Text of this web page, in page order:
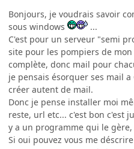
Bonjours, je voudrais savoir
sous windows
...
C'est pour un serveur "semi
site pour les pompiers de
complète, donc mail pour
je pensais ésorquer ses mail
créer autent de mail.
Donc je pense installer moi
reste, url etc... c'est bon c'est
y a un programme qui le
Si oui pouvez vous me